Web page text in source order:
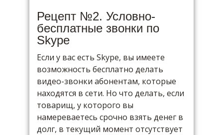
Рецепт №2. Условно-
бесплатные звонки по
Skype
Если у вас есть Skype, вы имеете
возможность бесплатно делать
видео-звонки абонентам, которые
находятся в сети. Но что делать, если
товарищ, у которого вы
намереваетесь срочно взять денег в
долг, в текущий момент отсутствует